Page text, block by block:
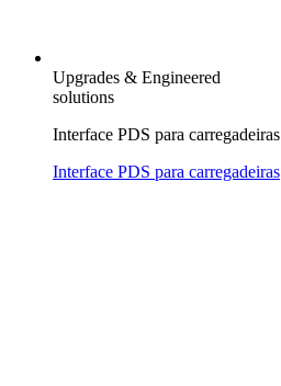
Upgrades & Engineered
solutions
Interface PDS para carregadeiras
Interface PDS para carregadeiras